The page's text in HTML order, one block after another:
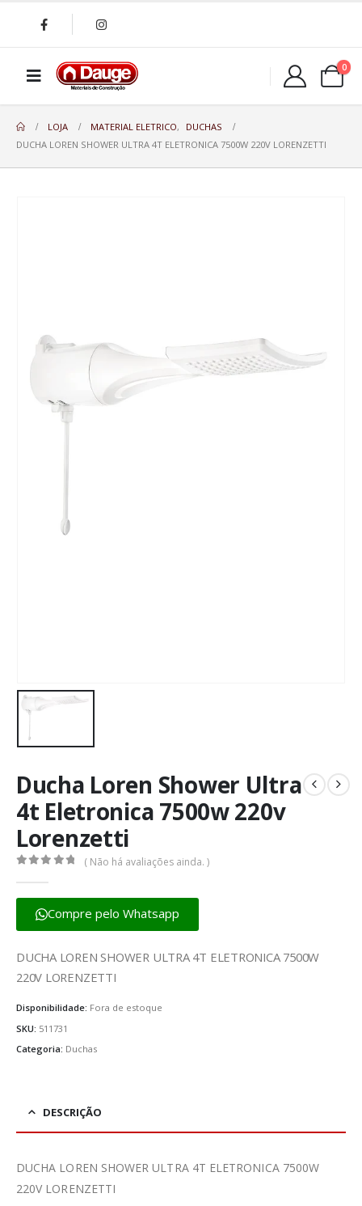
0
LOJA MATERIAL ELETRICO,
DUCHAS
DUCHA LOREN SHOWER ULTRA 4T ELETRONICA 7500W 220V LORENZETTI
Ducha Loren Shower Ultra
4t Eletronica 7500w 220v
Lorenzetti
( Não há avaliações ainda. )
Compre pelo Whatsapp
DUCHA LOREN SHOWER ULTRA 4T ELETRONICA 7500W
220V LORENZETTI
Disponibilidade: Fora de estoque
SKU: 511731
Categoria: Duchas
DESCRIÇÃO
DUCHA LOREN SHOWER ULTRA 4T ELETRONICA 7500W
220V LORENZETTI